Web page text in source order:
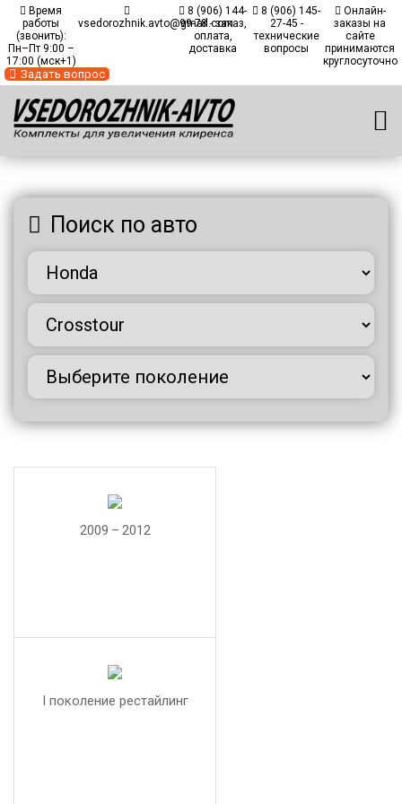
Время
работы
(звонить):
Пн–Пт 9:00 –
17:00 (мск+1)
vsedorozhnik.avto@gmail.com
8 (906) 144-
99-78 - заказ,
оплата,
доставка
8 (906) 145-
27-45 -
технические
вопросы
Онлайн-
заказы на
сайте
принимаются
круглосуточно
Задать вопрос
Главная/Каталог автомобилей /Автомобили Honda
Поиск по авто
2009 – 2012
I поколение рестайлинг